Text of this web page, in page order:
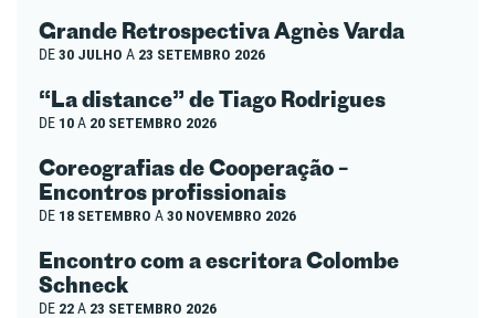
Grande Retrospectiva Agnès Varda
DE30 JULHO A 23 SETEMBRO 2026
“La distance” de Tiago Rodrigues
DE 10A 20 SETEMBRO 2026
Coreografias de Cooperação –
Encontros profissionais
DE 18 SETEMBRO A30 NOVEMBRO 2026
Encontro com a escritora Colombe
Schneck
DE 22A 23 SETEMBRO 2026